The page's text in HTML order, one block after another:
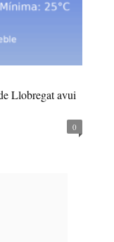
Llobregat avui
0